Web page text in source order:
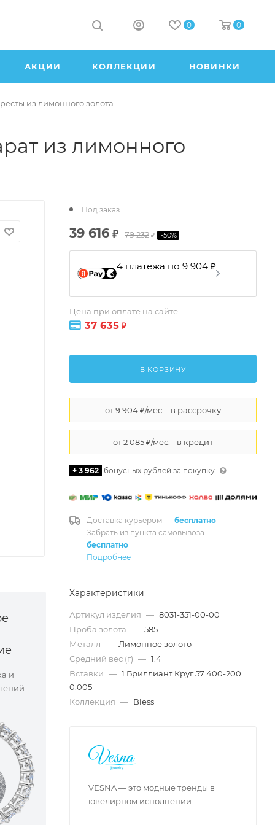
0 0
АКЦИИ КОЛЛЕКЦИИ НОВИНКИ
из лимонного золота —
из лимонного
и
Под заказ
39 616 ₽ 79 232₽ -50%
4 платежа по 9 904 ₽
Цена при оплате на сайте
37 635 ₽
В КОРЗИНУ
+ 3 962 бонусных рублей за покупку
Доставка курьером — бесплатно
Забрать из пункта самовывоза —
бесплатно
Подробнее
Характеристики
Артикул изделия — 8031-351-00-00
Проба золота — 585
Металл — Лимонное золото
Средний вес (г) — 1.4
Вставки — 1 Бриллиант Круг 57 400-200
0.005
Коллекция — Bless
VESNA — это модные тренды в
ювелирном исполнении.